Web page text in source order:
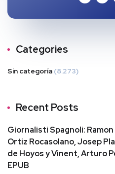
Categories
Sin categoría (8.273)
Recent Posts
Giornalisti Spagnoli:
Ortiz Rocasolano, Josep
de Hoyos y Vinent, Arturo
EPUB